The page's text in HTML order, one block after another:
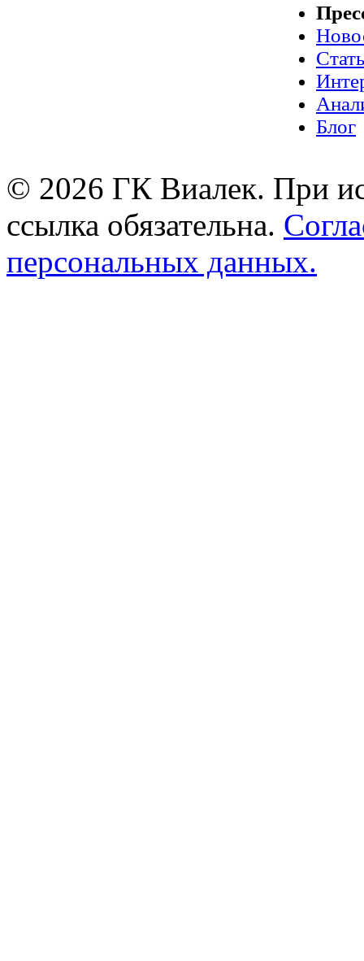
Блог
© 2026 ГК Виалек. При
ссылка обязательна.
персональных данных.